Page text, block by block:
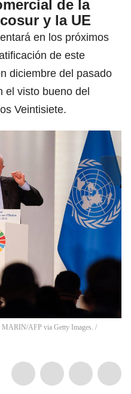
de la
y la UE
en los próximos
de este
diciembre del pasado
el visto bueno del
Veintisiete.
AFP via Getty Images. /